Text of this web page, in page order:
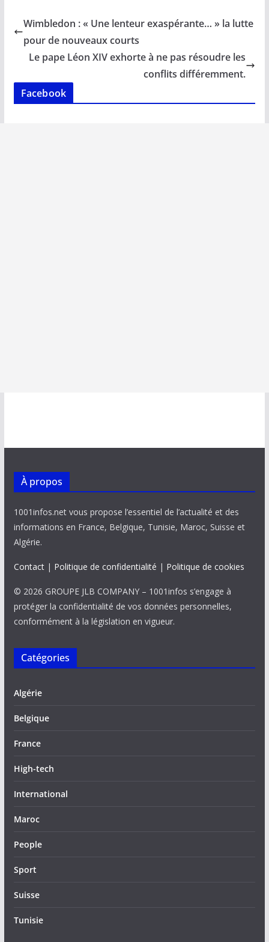
b
o
o
k
l s
A
p
e
dI
n
y
n
k
g
Wimbledon : « Une lenteur exaspérante… » la lutte
pour de nouveaux courts
Le pape Léon XIV exhorte à ne pas résoudre les
conflits différemment.
Facebook
À propos
1001infos.net vous propose l’essentiel de l’actualité et des
informations en France, Belgique, Tunisie, Maroc, Suisse et
Algérie.
Contact| Politique de confidentialité | Politique de cookies
© 2026 GROUPE JLB COMPANY – 1001infos s’engage à
protéger la confidentialité de vos données personnelles,
conformément à la législation en vigueur.
Catégories
Algérie
Belgique
France
High-tech
International
Maroc
People
Sport
Suisse
Tunisie